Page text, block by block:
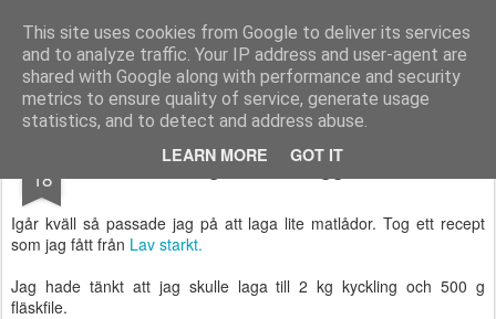
This site uses cookies from Google to deliver its services
and to analyze traffic. Your IP address and user-agent are
shared with Google along with performance and security
metrics to ensure quality of service, generate usage
statistics, and to detect and address abuse.
LEARN MORE GOT IT
Functional Fitness by Mattias - Träningsinspiration & träningsfilmer
Pages
18 2 kg kicken nuggets
Igår kväll så passade jag på att laga lite matlådor. Tog ett recept
som jag fått från Lav starkt.
Jag hade tänkt att jag skulle laga till 2 kg kyckling och 500 g
fläskfile.